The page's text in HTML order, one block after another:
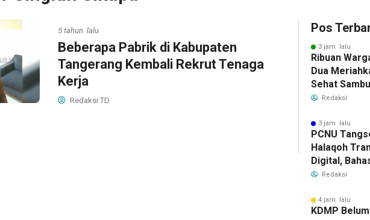
5 tahun lalu
Beberapa Pabrik di Kabupaten
Tangerang Kembali Rekrut Tenaga
Kerja
Redaksi TD
Pos
3 jam lalu
Ribuan
Dua
Sehat
RI
Redaksi
3 jam lalu
PCNU
Halaqoh
Digital,
Depan NU di
Redaksi
4 jam lalu
KDMP